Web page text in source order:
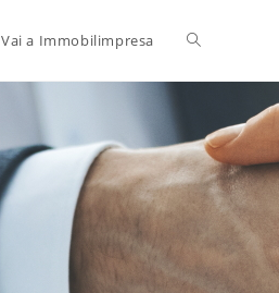
Vai a Immobilimpresa